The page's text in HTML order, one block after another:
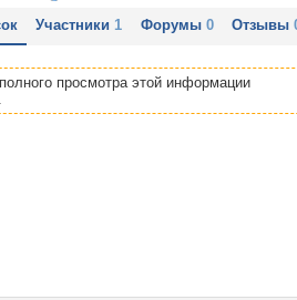
Участники1 Форумы 0 Отзывы
просмотра этой информации
.